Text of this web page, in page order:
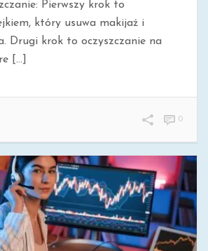
Pierwszy krok to
który usuwa makijaż i
Drugi krok to oczyszczanie na
[...]
0